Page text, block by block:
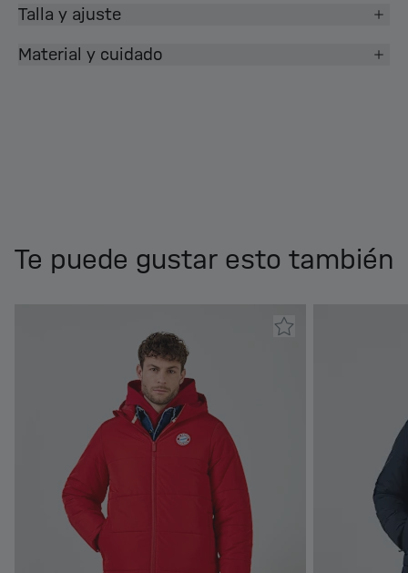
Talla y ajuste
Material y cuidado
Te puede gustar esto también